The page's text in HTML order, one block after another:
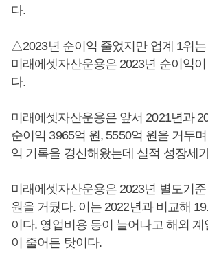
다.
△2023년 순이익 줄었지만 업계 1위는
미래에셋자산운용은 2023년 순이익
다.
미래에셋자산운용은 앞서 2021년과
순이익 3965억 원, 5550억 원을 거두
익 기록을 경신해왔는데 실적 성장세
미래에셋자산운용은 2023년 별도기
원을 거뒀다. 이는 2022년과 비교해
이다. 영업비용 등이 늘어나고 해외
이 줄어든 탓이다.